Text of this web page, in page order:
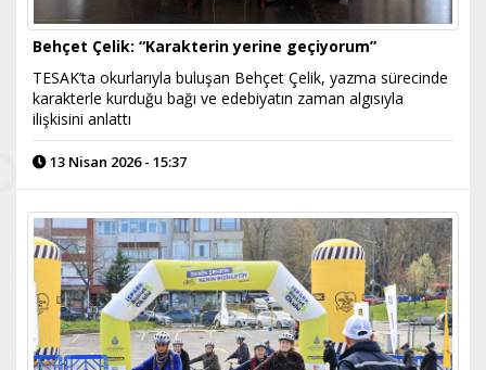
Behçet Çelik: “Karakterin yerine geçiyorum”
TESAK’ta okurlarıyla buluşan Behçet Çelik, yazma sürecinde
karakterle kurduğu bağı ve edebiyatın zaman algısıyla
ilişkisini anlattı
13 Nisan 2026 - 15:37